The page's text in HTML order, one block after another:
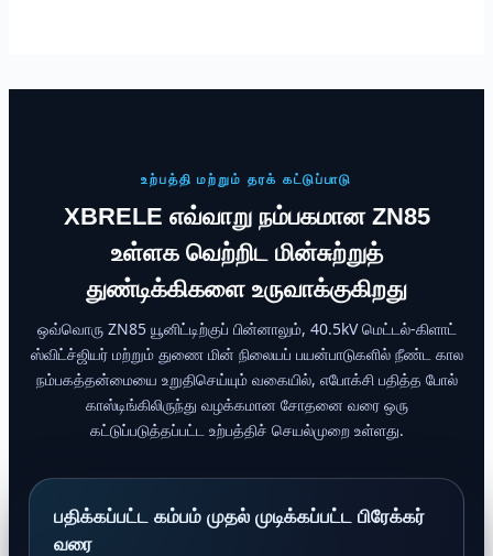
உற்பத்தி மற்றும் தரக் கட்டுப்பாடு
XBRELE எவ்வாறு நம்பகமான ZN85
உள்ளக வெற்றிட மின்சுற்றுத்
துண்டிக்கிகளை உருவாக்குகிறது
ஒவ்வொரு ZN85 யூனிட்டிற்குப் பின்னாலும், 40.5kV மெட்டல்-கிளாட்
ஸ்விட்ச்ஜியர் மற்றும் துணை மின் நிலையப் பயன்பாடுகளில் நீண்ட கால
நம்பகத்தன்மையை உறுதிசெய்யும் வகையில், எபோக்சி பதித்த போல்
காஸ்டிங்கிலிருந்து வழக்கமான சோதனை வரை ஒரு
கட்டுப்படுத்தப்பட்ட உற்பத்திச் செயல்முறை உள்ளது.
பதிக்கப்பட்ட கம்பம் முதல் முடிக்கப்பட்ட பிரேக்கர்
வரை